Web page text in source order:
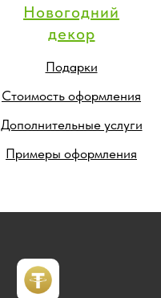
Новогодний
декор
Подарки
Стоимость оформления
Дополнительные услуги
Примеры оформления